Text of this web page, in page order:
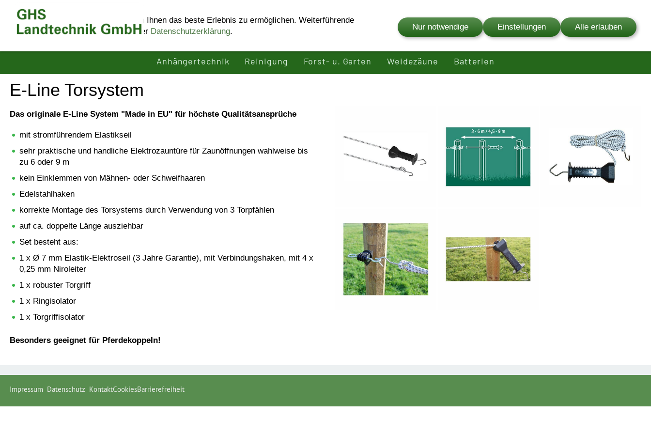
Produkte Reifenservice Ersatzteilservice Bewertungen
Anhängertechnik Reinigung Forst- u. Garten Weidezäune Batterien
E-Line Torsystem
Das originale E-Line System "Made in EU" für höchste Qualitätsansprüche
mit stromführendem Elastikseil
sehr praktische und handliche Elektrozauntüre für Zaunöffnungen wahlweise bis
zu 6 oder 9 m
kein Einklemmen von Mähnen- oder Schweifhaaren
Edelstahlhaken
korrekte Montage des Torsystems durch Verwendung von 3 Torpfählen
auf ca. doppelte Länge ausziehbar
Set besteht aus:
1 x Ø 7 mm Elastik-Elektroseil (3 Jahre Garantie), mit Verbindungshaken, mit 4 x
0,25 mm Niroleiter
1 x robuster Torgriff
1 x Ringisolator
1 x Torgriffisolator
Besonders geeignet für Pferdekoppeln!
Impressum Datenschutz KontaktCookiesBarrierefreiheit
Diese Website benutzt Cookies, um Ihnen das beste Erlebnis zu ermöglichen. Weiterführende
Informationen erhalten Sie in unserer Datenschutzerklärung. Nur notwendige Einstellungen Alle erlauben